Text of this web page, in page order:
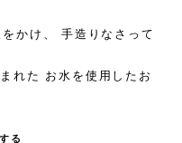
かけ、 手造りなさって
れた お水を使用したお
る